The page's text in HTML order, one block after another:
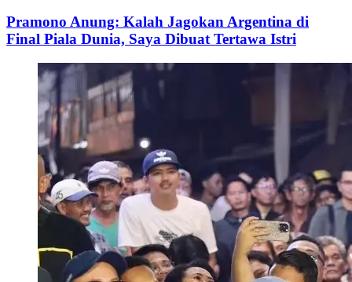
Pramono Anung: Kalah Jagokan Argentina di
Final Piala Dunia, Saya Dibuat Tertawa Istri